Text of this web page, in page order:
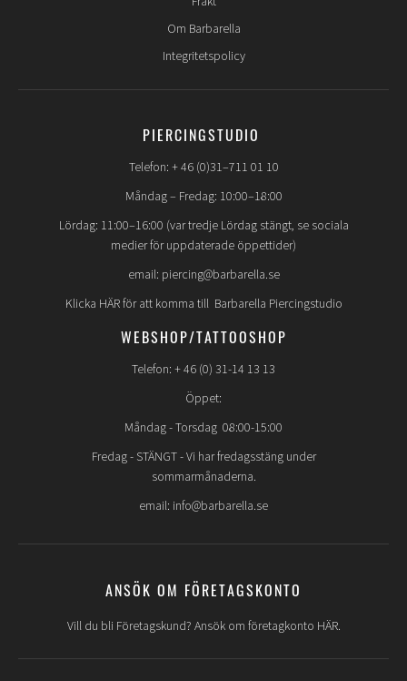
Om Barbarella
Integritetspolicy
PIERCINGSTUDIO
Telefon: + 46 (0)31–711 01 10
Måndag – Fredag: 10:00–18:00
Lördag: 11:00–16:00 (var tredje Lördag stängt, se sociala
medier för uppdaterade öppettider)
email: piercing@barbarella.se
Klicka HÄR för att komma till Barbarella Piercingstudio
WEBSHOP/TATTOOSHOP
Telefon: + 46 (0) 31-14 13 13
Öppet:
Måndag - Torsdag 08:00-15:00
Fredag - STÄNGT- Vi har fredagsstäng under
sommarmånaderna.
email: info@barbarella.se
ANSÖK OM FÖRETAGSKONTO
Vill du bli Företagskund? Ansök om företagkonto HÄR.